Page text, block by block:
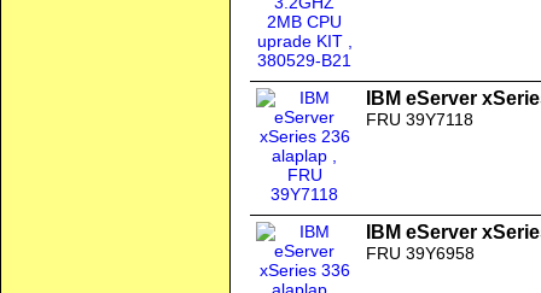
IBM eServer
FRU 39Y7118
IBM eServer
FRU 39Y6958